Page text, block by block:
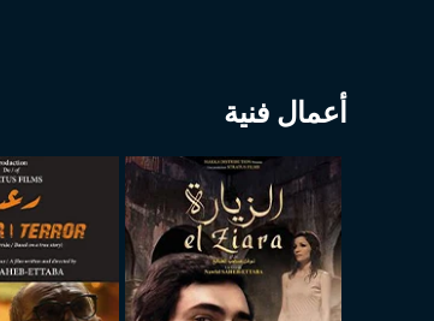
أعمال فنية